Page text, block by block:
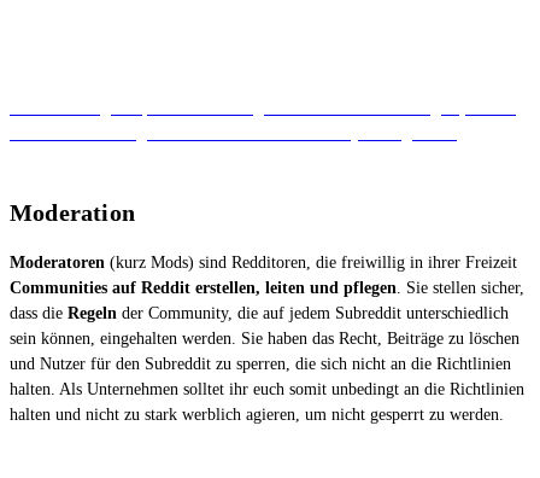
Moderation
Moderatoren (kurz Mods) sind Redditoren, die freiwillig in ihrer Freizeit
Communities auf Reddit erstellen, leiten und pflegen . Sie stellen sicher,
dass die Regeln der Community, die auf jedem Subreddit unterschiedlich
sein können, eingehalten werden. Sie haben das Recht, Beiträge zu löschen
und Nutzer für den Subreddit zu sperren, die sich nicht an die Richtlinien
halten. Als Unternehmen solltet ihr euch somit unbedingt an die Richtlinien
halten und nicht zu stark werblich agieren, um nicht gesperrt zu werden.